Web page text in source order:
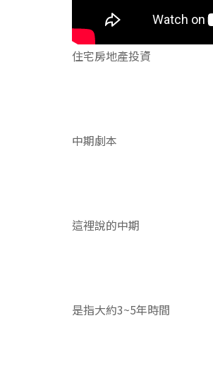
住宅房地產投資
中期劇本
這裡說的中期
是指大約3~5年時間